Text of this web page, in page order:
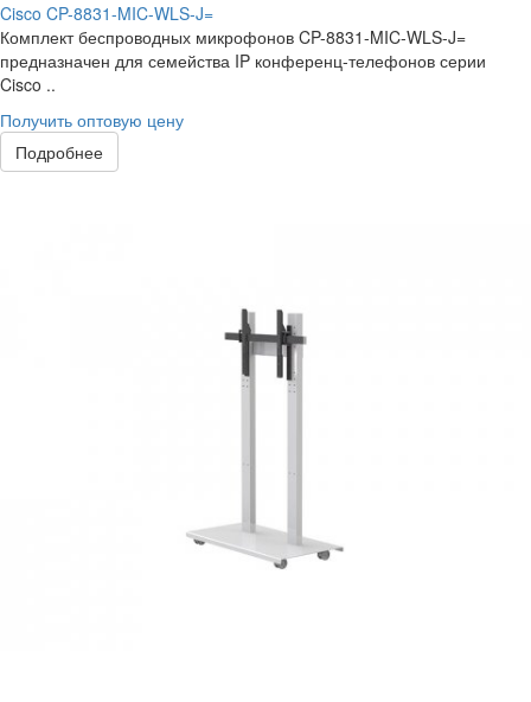
Cisco CP-8831-MIC-WLS-J=
Комплект беспроводных микрофонов CP-8831-MIC-WLS-J=
предназначен для семейства IP конференц-телефонов серии
Cisco ..
Получить оптовую цену
Подробнее